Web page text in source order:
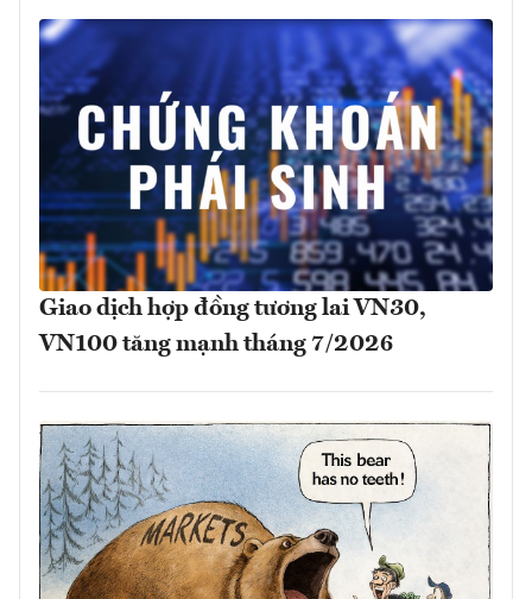
Giao dịch hợp đồng tương lai VN30,
VN100 tăng mạnh tháng 7/2026